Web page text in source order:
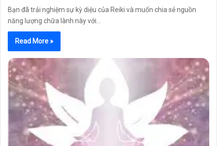
Bạn đã trải nghiệm sự kỳ diệu của Reiki và muốn chia sẻ nguồn
năng lượng chữa lành này với…
Read More »